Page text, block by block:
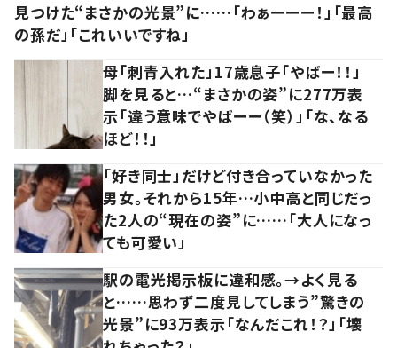
見つけた“まさかの光景”に……「わぁーーー！」「最高
の孫だ」「これいいですね」
母「刺青入れた」17歳息子「やばー！！」
脚を見ると…“まさかの姿”に277万表
示「違う意味でやばーー（笑）」「な、なる
ほど！！」
「好き同士」だけど付き合っていなかった
男女。それから15年…小中高と同じだっ
た2人の“現在の姿”に……「大人になっ
ても可愛い」
駅の電光掲示板に違和感。→よく見る
と……思わず二度見してしまう”驚きの
光景”に93万表示「なんだこれ！？」「壊